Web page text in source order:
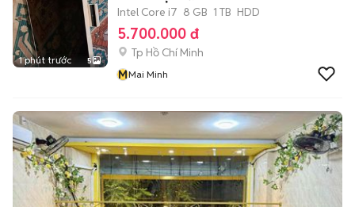
1 phút trước 5
Intel Core i7 8 GB 1 TB HDD
5.700.000 đ
Tp Hồ Chí Minh
MMai Minh